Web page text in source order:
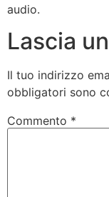
audio.
Lascia
Il tuo indirizzo
obbligatori sono
Commento *